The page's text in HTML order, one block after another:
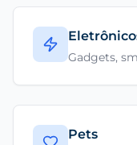
Gadgets,
Pets